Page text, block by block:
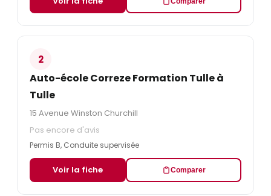
2
Auto-école Correze Formation Tulle à
Tulle
15 Avenue Winston Churchill
Pas encore d'avis
Permis B, Conduite supervisée
Voir la fiche Comparer